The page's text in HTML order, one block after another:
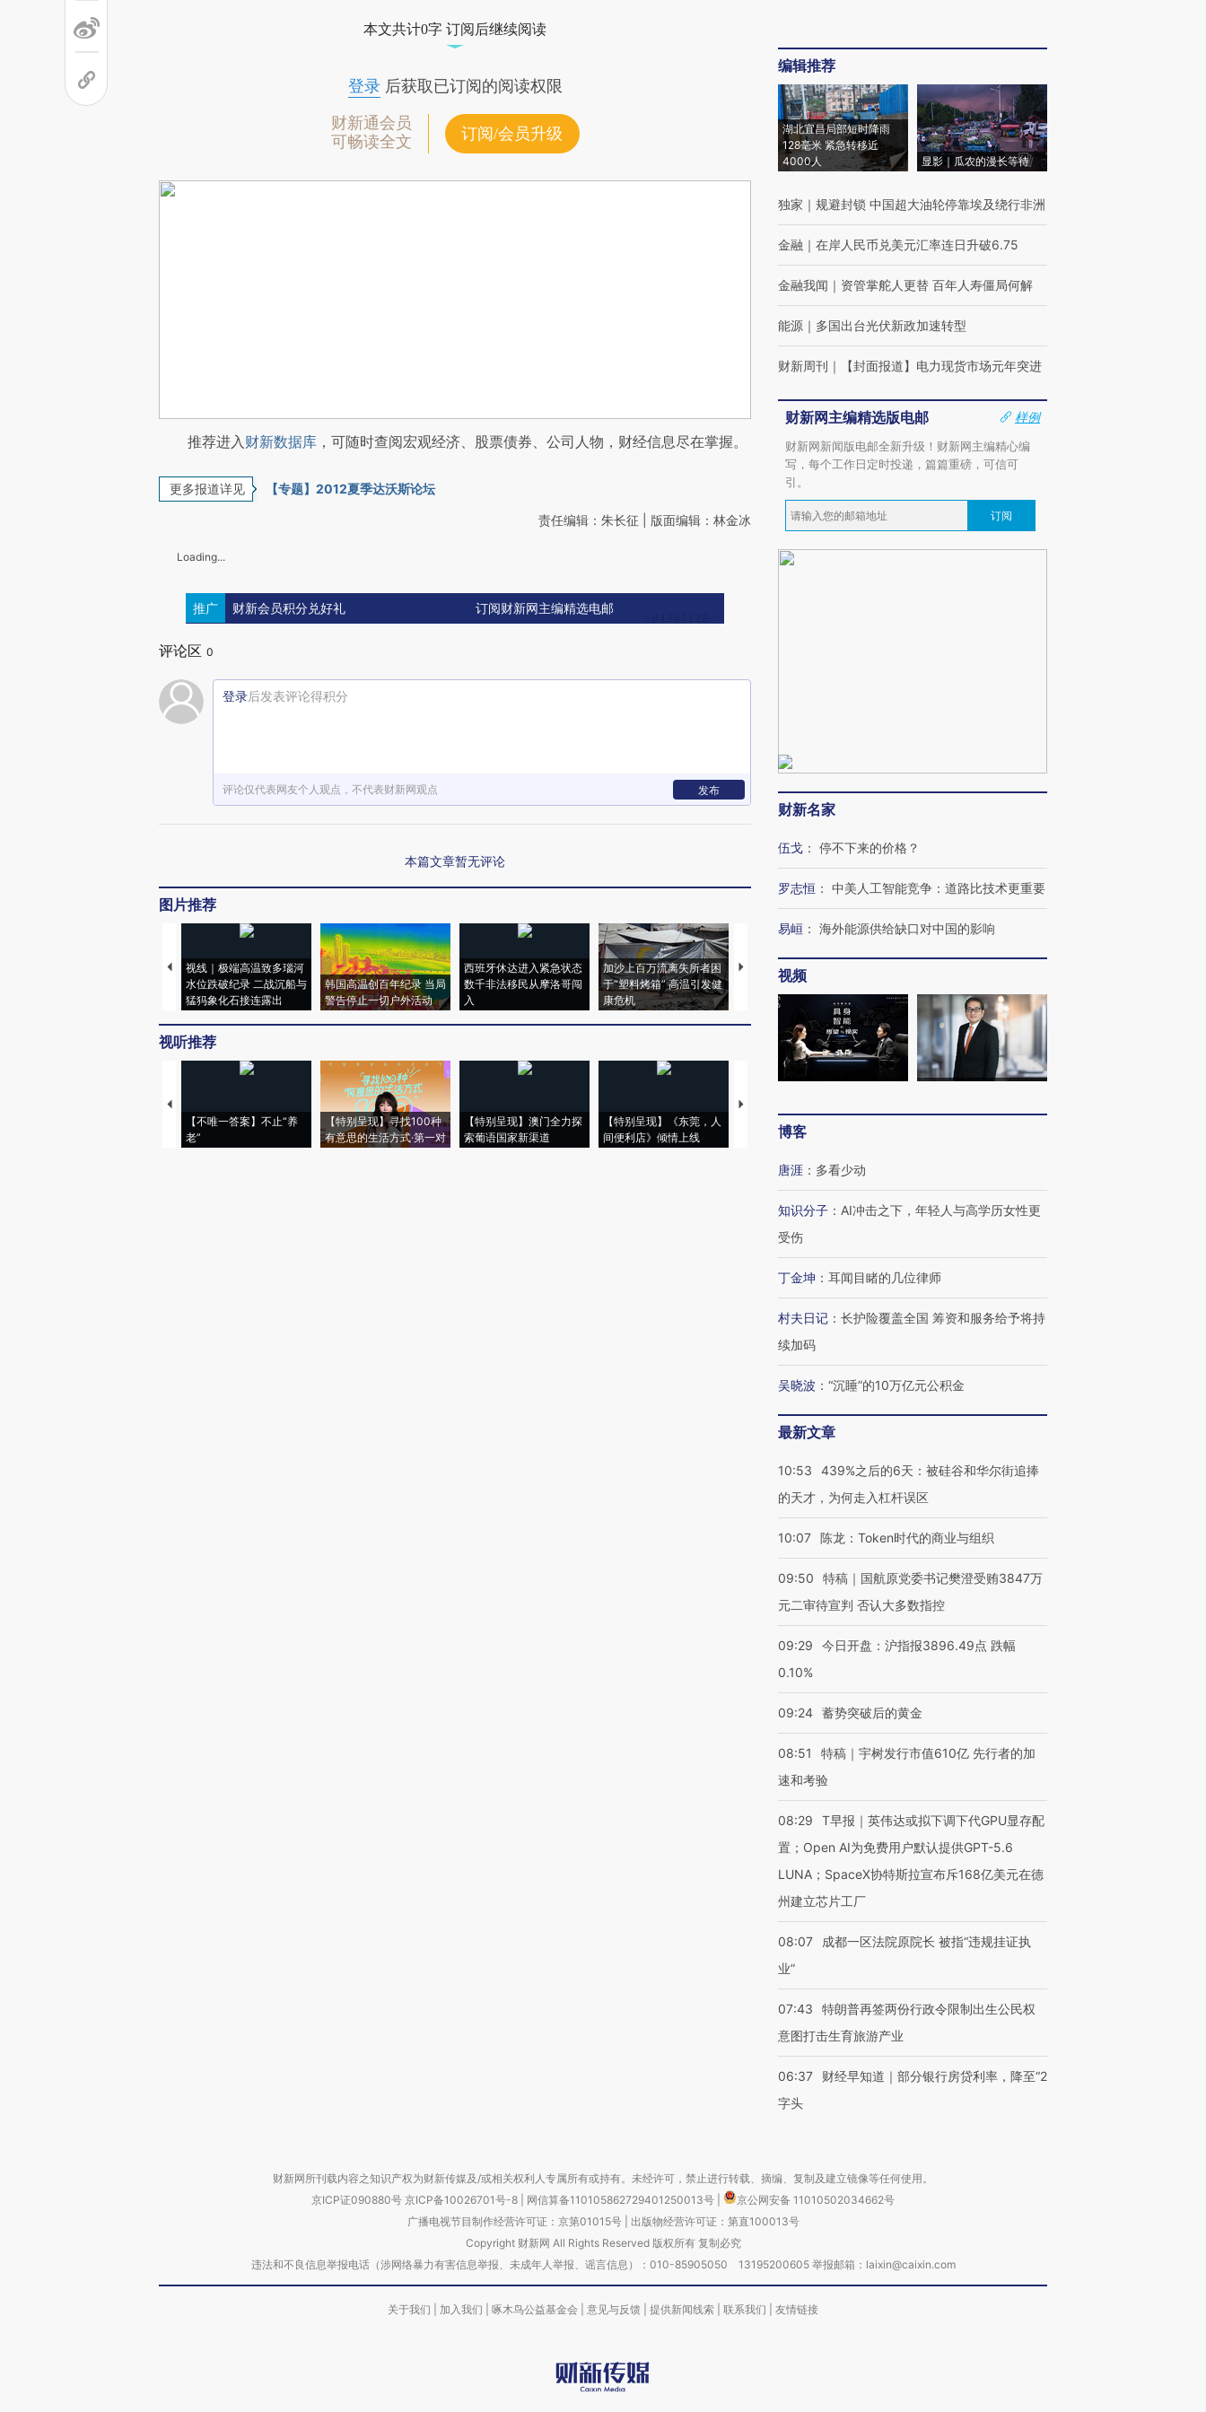
本文共计0字 订阅后继续阅读
登录后获取已订阅的阅读权限
财新通会员
可畅读全文
订阅/会员升级
推荐进入财新数据库 ，可随时查阅宏观经济、股票债券、公司人物，财经信息尽在掌握。
更多报道详见 【专题】2012夏季达沃斯论坛
责任编辑：朱长征 | 版面编辑：林金冰
Loading...
推广 财新会员积分兑好礼 订阅财新网主编精选电邮
评论区 0
登录后发表评论得积分
评论仅代表网友个人观点，不代表财新网观点 发布
本篇文章暂无评论
图片推荐
视线｜极端高温致多瑙河
水位跌破纪录 二战沉船与
猛犸象化石接连露出
韩国高温创百年纪录 当局
警告停止一切户外活动
西班牙休达进入紧急状态
数千非法移民从摩洛哥闯
入
加沙上百万流离失所者困
于“塑料烤箱” 高温引发健
康危机
视线｜HYROX的吸金
术：是什么让中产们甘
心“花钱找虐”？
毒品
育部长拱下台
视听推荐
【不唯一答案】不止“养
老”
【特别呈现】寻找100种
有意思的生活方式·第一对
【特别呈现】澳门全力探
索葡语国家新渠道
【特别呈现】《东莞，人
间便利店》倾情上线
【推广】走进第四届链博
会，让数智科技“链”接产
编辑推荐
湖北宜昌局部短时降雨
128毫米 紧急转移近
4000人
显影｜瓜农的漫长等待
独家 ｜ 规避封锁 中国超大油轮停靠埃及绕行非洲
金融 ｜ 在岸人民币兑美元汇率连日升破6.75
金融我闻 ｜ 资管掌舵人更替 百年人寿僵局何解
能源 ｜ 多国出台光伏新政加速转型
财新周刊 ｜ 【封面报道】电力现货市场元年突进
财新网主编精选版电邮
样例
财新网新闻版电邮全新升级！财新网主编精心编
写，每个工作日定时投递，篇篇重磅，可信可
引。
订阅
财新名家
伍戈 ： 停不下来的价格？
罗志恒 ： 中美人工智能竞争：道路比技术更重要
易峘 ： 海外能源供给缺口对中国的影响
视频
博客
唐涯 ： 多看少动
知识分子 ： AI冲击之下，年轻人与高学历女性更
受伤
丁金坤 ： 耳闻目睹的几位律师
村夫日记 ： 长护险覆盖全国 筹资和服务给予将持
续加码
吴晓波 ： “沉睡”的10万亿元公积金
最新文章
10:53
439%之后的6天：被硅谷和华尔街追捧
的天才，为何走入杠杆误区
10:07 陈龙：Token时代的商业与组织
09:50
特稿｜国航原党委书记樊澄受贿3847万
元二审待宣判 否认大多数指控
09:29
今日开盘：沪指报3896.49点 跌幅
0.10%
09:24 蓄势突破后的黄金
08:51
特稿｜宇树发行市值610亿 先行者的加
速和考验
08:29
T早报｜英伟达或拟下调下代GPU显存配
置；Open AI为免费用户默认提供GPT-5.6
LUNA；SpaceX协特斯拉宣布斥168亿美元在德
州建立芯片工厂
08:07
成都一区法院原院长 被指“违规挂证执
业”
07:43
特朗普再签两份行政令限制出生公民权
意图打击生育旅游产业
06:37
财经早知道｜部分银行房贷利率，降至“2
字头
财新网所刊载内容之知识产权为财新传媒及/或相关权利人专属所有或持有。未经许可，禁止进行转载、摘编、复制及建立镜像等任何使用。
京ICP证090880号 京ICP备10026701号-8 网信算备110105862729401250013号
京公网安备 11010502034662号
广播电视节目制作经营许可证：京第01015号| 出版物经营许可证：第直100013号
Copyright 财新网 All Rights Reserved 版权所有 复制必究
违法和不良信息举报电话（涉网络暴力有害信息举报、未成年人举报、谣言信息）：010-85905050 13195200605 举报邮箱：laixin@caixin.com
关于我们 加入我们 啄木鸟公益基金会 意见与反馈 提供新闻线索 联系我们 友情链接